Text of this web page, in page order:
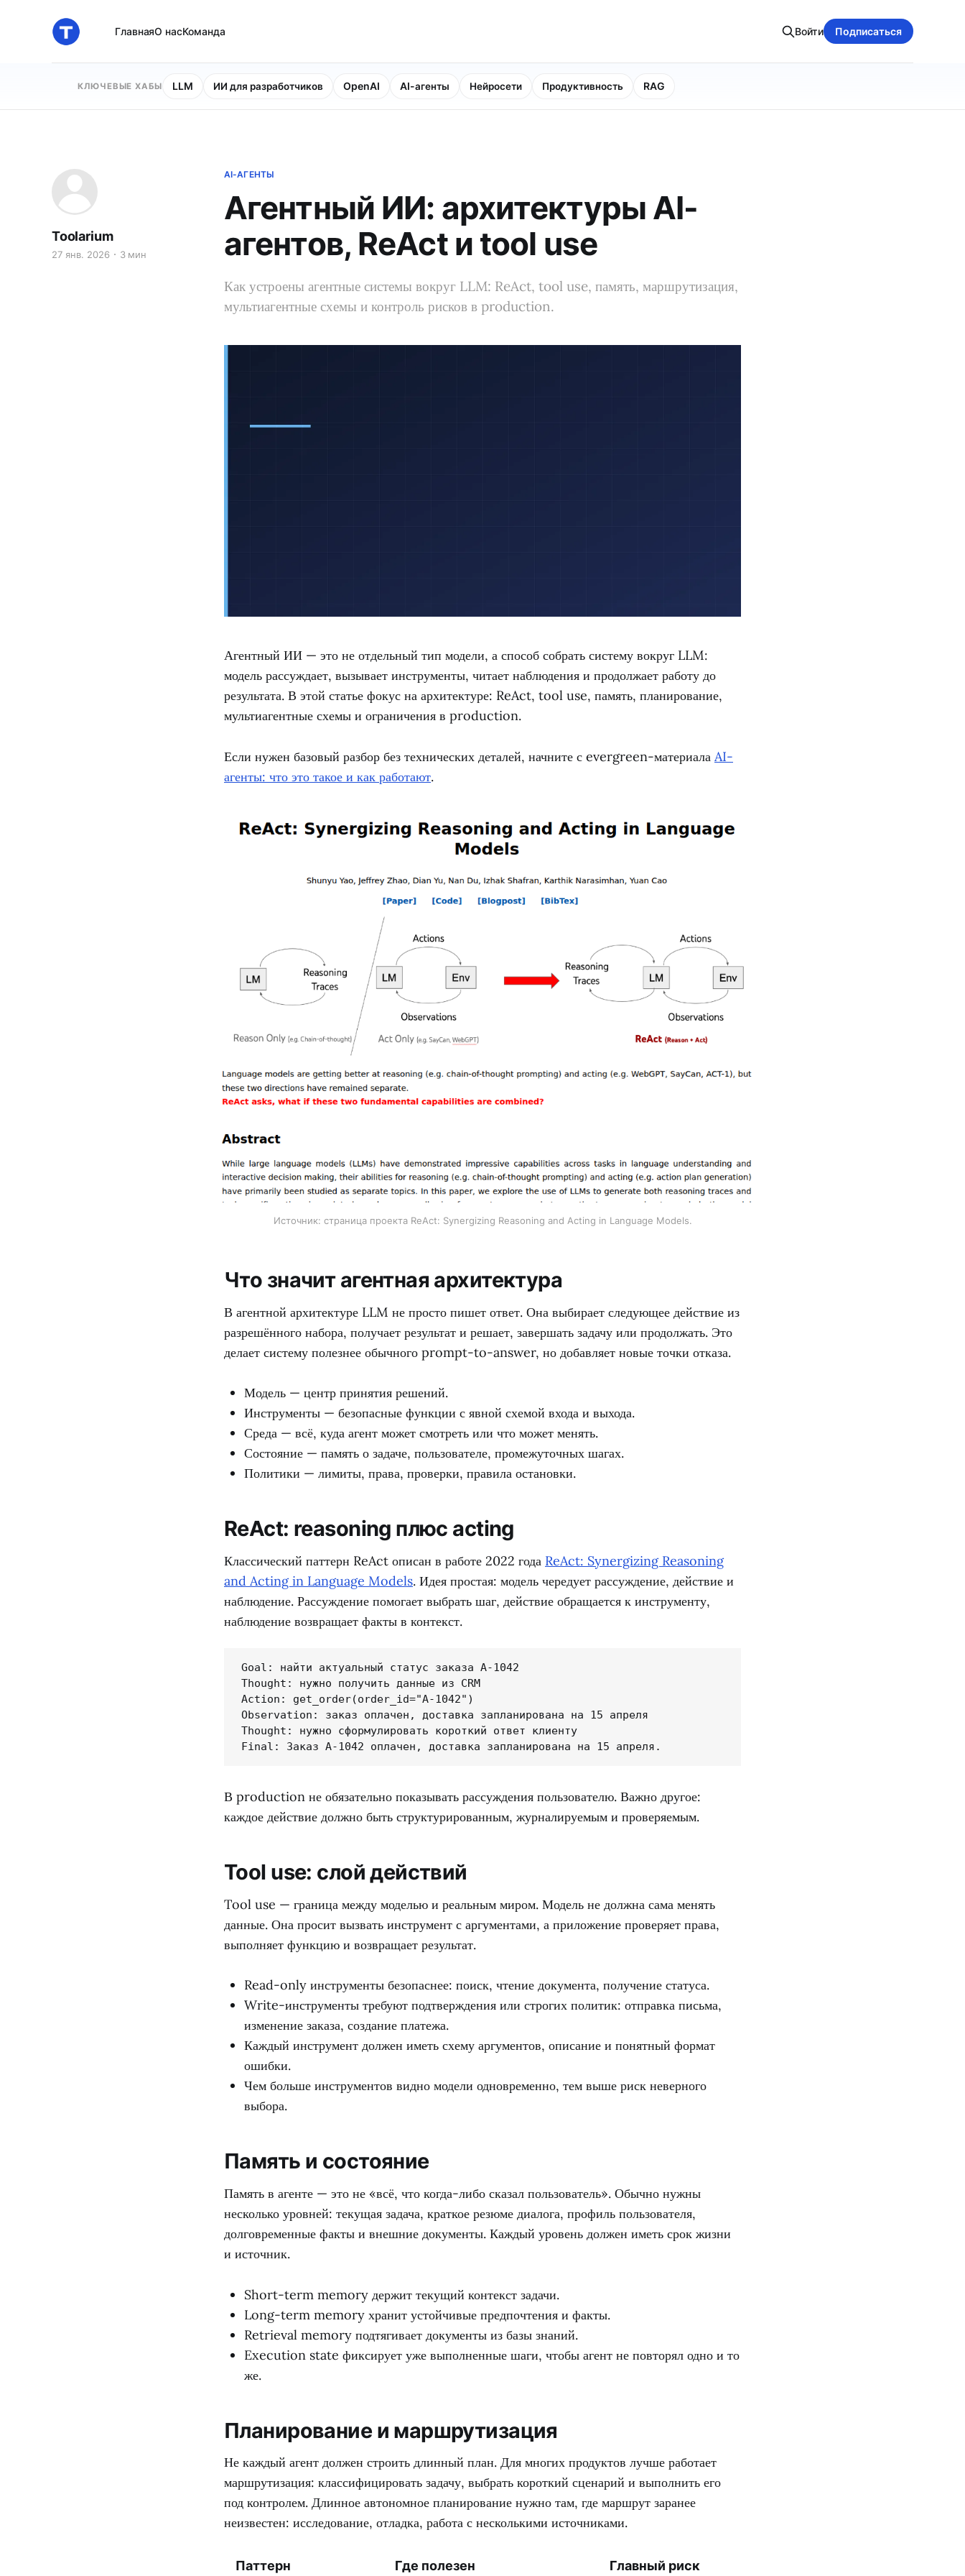
ГлавнаяО насКоманда Войти Подписаться
КЛЮЧЕВЫЕ ХАБЫ LLM ИИ для разработчиков OpenAI AI-агенты Нейросети Продуктивность RAG
AI-АГЕНТЫ
Агентный ИИ: архитектуры AI-
агентов, ReAct и tool use
Как устроены агентные системы вокруг LLM: ReAct, tool use, память, маршрутизация,
мультиагентные схемы и контроль рисков в production.
Toolarium
27 янв. 2026 3 мин
Агентный ИИ — это не отдельный тип модели, а способ собрать систему вокруг LLM:
модель рассуждает, вызывает инструменты, читает наблюдения и продолжает работу до
результата. В этой статье фокус на архитектуре: ReAct, tool use, память, планирование,
мультиагентные схемы и ограничения в production.
Если нужен базовый разбор без технических деталей, начните с evergreen-материала AI-
агенты: что это такое и как работают.
Источник: страница проекта ReAct: Synergizing Reasoning and Acting in Language Models.
Что значит агентная архитектура
В агентной архитектуре LLM не просто пишет ответ. Она выбирает следующее действие из
разрешённого набора, получает результат и решает, завершать задачу или продолжать. Это
делает систему полезнее обычного prompt-to-answer, но добавляет новые точки отказа.
Модель — центр принятия решений.
Инструменты — безопасные функции с явной схемой входа и выхода.
Среда — всё, куда агент может смотреть или что может менять.
Состояние — память о задаче, пользователе, промежуточных шагах.
Политики — лимиты, права, проверки, правила остановки.
ReAct: reasoning плюс acting
Классический паттерн ReAct описан в работе 2022 года ReAct: Synergizing Reasoning
and Acting in Language Models. Идея простая: модель чередует рассуждение, действие и
наблюдение. Рассуждение помогает выбрать шаг, действие обращается к инструменту,
наблюдение возвращает факты в контекст.
Goal: найти актуальный статус заказа A-1042
Thought: нужно получить данные из CRM
Action: get_order(order_id="A-1042")
Observation: заказ оплачен, доставка запланирована на 15 апреля
Thought: нужно сформулировать короткий ответ клиенту
Final: Заказ A-1042 оплачен, доставка запланирована на 15 апреля.
В production не обязательно показывать рассуждения пользователю. Важно другое:
каждое действие должно быть структурированным, журналируемым и проверяемым.
Tool use: слой действий
Tool use — граница между моделью и реальным миром. Модель не должна сама менять
данные. Она просит вызвать инструмент с аргументами, а приложение проверяет права,
выполняет функцию и возвращает результат.
Read-only инструменты безопаснее: поиск, чтение документа, получение статуса.
Write-инструменты требуют подтверждения или строгих политик: отправка письма,
изменение заказа, создание платежа.
Каждый инструмент должен иметь схему аргументов, описание и понятный формат
ошибки.
Чем больше инструментов видно модели одновременно, тем выше риск неверного
выбора.
Память и состояние
Память в агенте — это не «всё, что когда-либо сказал пользователь». Обычно нужны
несколько уровней: текущая задача, краткое резюме диалога, профиль пользователя,
долговременные факты и внешние документы. Каждый уровень должен иметь срок жизни
и источник.
Short-term memory держит текущий контекст задачи.
Long-term memory хранит устойчивые предпочтения и факты.
Retrieval memory подтягивает документы из базы знаний.
Execution state фиксирует уже выполненные шаги, чтобы агент не повторял одно и то
же.
Планирование и маршрутизация
Не каждый агент должен строить длинный план. Для многих продуктов лучше работает
маршрутизация: классифицировать задачу, выбрать короткий сценарий и выполнить его
под контролем. Длинное автономное планирование нужно там, где маршрут заранее
неизвестен: исследование, отладка, работа с несколькими источниками.
Паттерн Где полезен Главный риск